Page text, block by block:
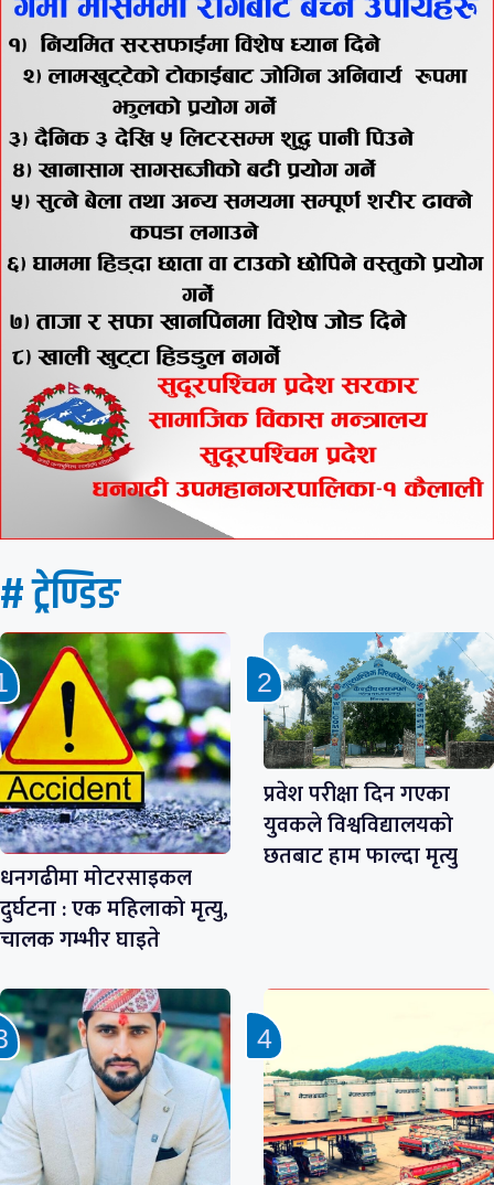
# ट्रेण्डिङ
धनगढीमा मोटरसाइकल
दुर्घटना : एक महिलाको मृत्यु,
चालक गम्भीर घाइते
प्रवेश परीक्षा दिन गएका
युवकले विश्वविद्यालयको
छतबाट हाम फाल्दा मृत्यु